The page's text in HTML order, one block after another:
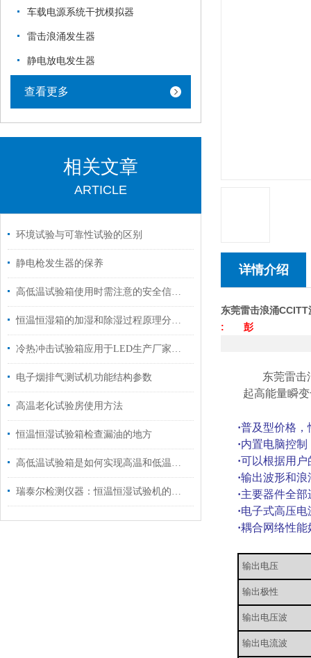
车载电源系统干扰模拟器
雷击浪涌发生器
静电放电发生器
查看更多
相关文章
ARTICLE
环境试验与可靠性试验的区别
静电枪发生器的保养
高低温试验箱使用时需注意的安全信息！
恒温恒湿箱的加湿和除湿过程原理分析！
冷热冲击试验箱应用于LED生产厂家质量检测
电子烟排气测试机功能结构参数
高温老化试验房使用方法
恒温恒湿试验箱检查漏油的地方
高低温试验箱是如何实现高温和低温的？
瑞泰尔检测仪器：恒温恒湿试验机的了解
详情介绍
东莞雷击浪涌CCITT
: 彭
东莞雷击
起高能量瞬
·普及型价格，
·内置电脑控
·可以根据用户
·输出波形和浪
·主要器件全
·电子式高压
·耦合网络性
输出电压
输出极性
输出电压波
输出电流波